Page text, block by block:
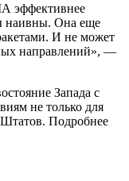
эффективнее
наивны. Она еще
И не может
направлений», —
Запада с
не только для
Подробнее